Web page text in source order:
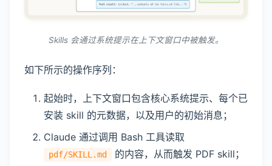
Skills 会通过系统提示在上下文窗口中被触发。
如下所示的操作序列：
起始时，上下文窗口包含核心系统提示、每个已
安装 skill 的元数据，以及用户的初始消息；
Claude 通过调用 Bash 工具读取
pdf/SKILL.md
的内容，从而触发 PDF skill；